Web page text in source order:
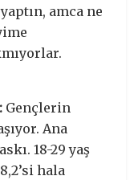
amca ne
Gençlerin
Ana
18-29 yaş
hala